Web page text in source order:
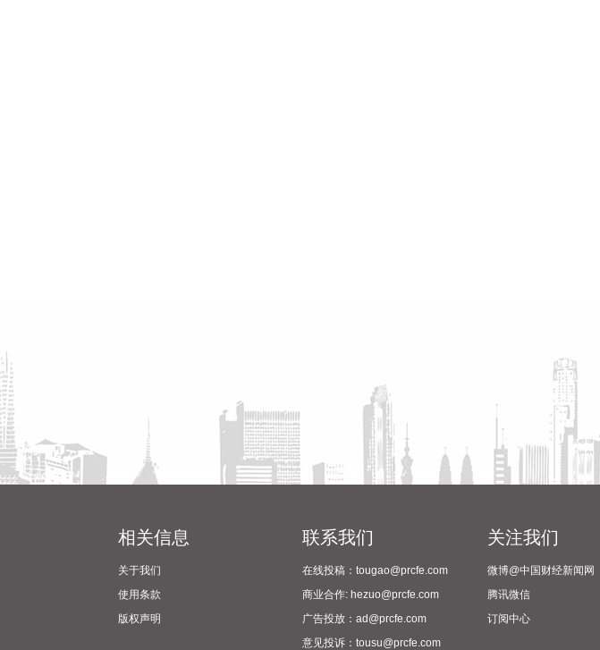
相关信息
关于我们
使用条款
版权声明
联系我们
在线投稿：tougao@prcfe.com
商业合作: hezuo@prcfe.com
广告投放：ad@prcfe.com
意见投诉：tousu@prcfe.com
关注我们
微博@中国财经新闻网
腾讯微信
订阅中心